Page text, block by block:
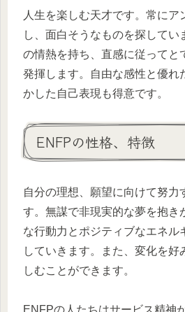
人生を楽しむ天才です。常にア
し、面白そうなものを探してい
の情熱を持ち、直感に従ってと
発揮します。自由な感性と優れ
かした自己表現も得意です。
ENFPの性格、特徴
自分の理想、願望に向けて努力
す。無謀で非現実的な夢を抱き
な行動力とポジティブなエネル
していきます。また、変化を好
しむことができます。